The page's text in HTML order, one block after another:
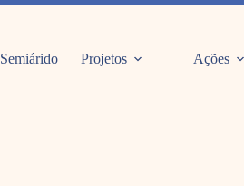
Semiárido Projetos Ações